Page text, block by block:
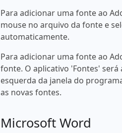
Para adicionar uma fonte ao
mouse no arquivo da fonte e
automaticamente.
Para adicionar uma fonte ao
fonte. O aplicativo 'Fontes'
esquerda da janela do
as novas fontes.
Microsoft Word